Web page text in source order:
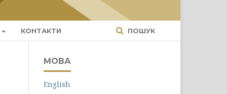
КОНТАКТИ ПОШУК
МОВА
English